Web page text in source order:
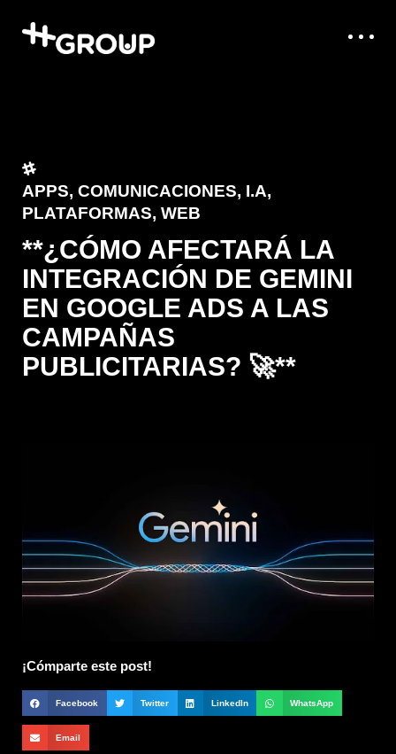
APPS, COMUNICACIONES, I.A,
PLATAFORMAS, WEB
**¿CÓMO AFECTARÁ LA
INTEGRACIÓN DE GEMINI
EN GOOGLE ADS A LAS
CAMPAÑAS
PUBLICITARIAS? 🚀**
¡Cómparte este post!
Facebook Twitter LinkedIn WhatsApp
Email